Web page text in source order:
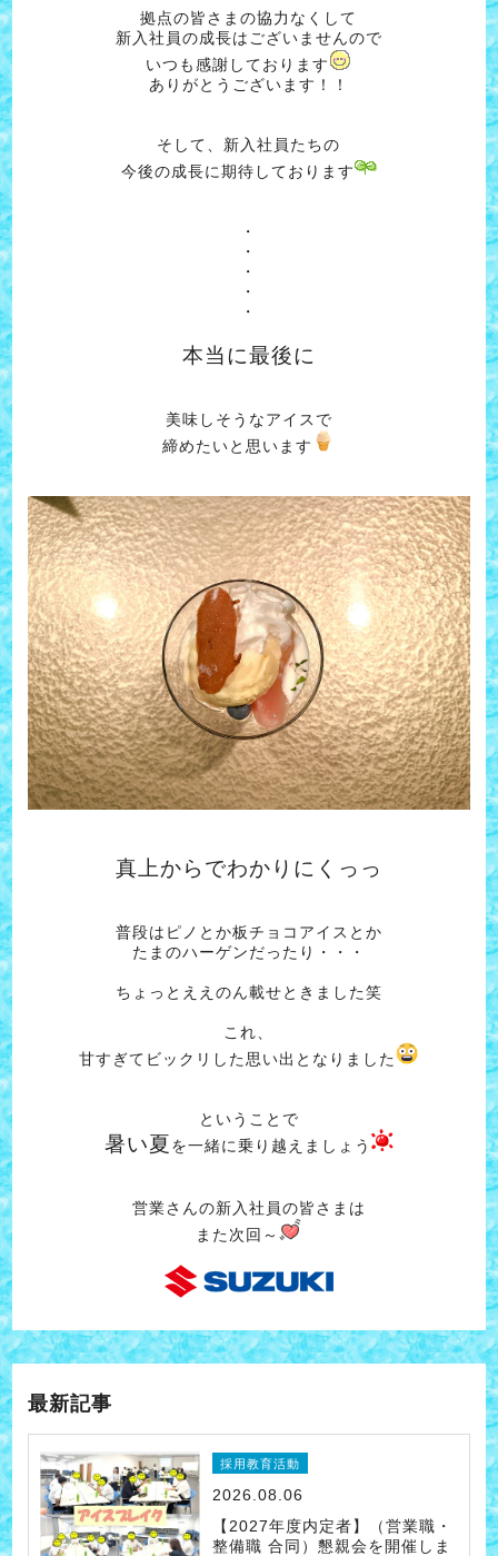
拠点の皆さまの協力なくして
新入社員の成長はございませんので
いつも感謝しております
ありがとうございます！！
そして、新入社員たちの
今後の成長に期待しております
・
・
・
・
・
本当に最後に
美味しそうなアイスで
締めたいと思います
真上からでわかりにくっっ
普段はピノとか板チョコアイスとか
たまのハーゲンだったり・・・
ちょっとええのん載せときました笑
これ、
甘すぎてビックリした思い出となりました
ということで
暑い夏 を一緒に乗り越えましょう
営業さんの新入社員の皆さまは
また次回～
最新記事
採用教育活動
2026.08.06
【2027年度内定者】（営業職・
整備職 合同）懇親会を開催しま